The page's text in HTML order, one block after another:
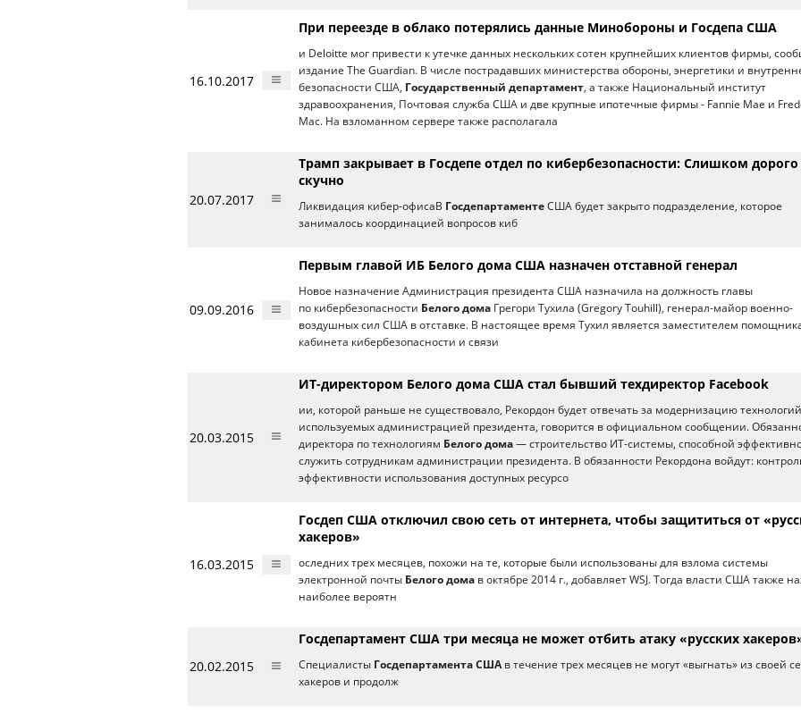
16.10.2017
При переезде в облако потерялись данные Минобороны и Госдепа США
и Deloitte мог привести к утечке данных нескольких сотен крупнейших клиентов фирмы,
издание The Guardian. В числе пострадавших министерства обороны, энергетики и
безопасности США, Государственный департамент, а также Национальный институт
здравоохранения, Почтовая служба США и две крупные ипотечные фирмы - Fannie Mae и
Mac. На взломанном сервере также располагала
20.07.2017
Трамп закрывает в Госдепе отдел по кибербезопасности: Слишком дорого
скучно
Ликвидация кибер-офисаВ Госдепартаменте США будет закрыто подразделение, которое
занималось координацией вопросов киб
09.09.2016
Первым главой ИБ Белого дома США назначен отставной генерал
Новое назначение Администрация президента США назначила на должность главы
по кибербезопасности Белого дома Грегори Тухила (Gregory Touhill), генерал-майор военно-
воздушных сил США в отставке. В настоящее время Тухил является заместителем
кабинета кибербезопасности и связи
20.03.2015
ИТ-директором Белого дома США стал бывший техдиректор Facebook
ии, которой раньше не существовало, Рекордон будет отвечать за модернизацию
используемых администрацией президента, говорится в официальном сообщении.
директора по технологиям Белого дома — строительство ИТ-системы, способной
служить сотрудникам администрации президента. В обязанности Рекордона войдут:
эффективности использования доступных ресурсо
16.03.2015
Госдеп США отключил свою сеть от интернета, чтобы защититься от
хакеров»
оследних трех месяцев, похожи на те, которые были использованы для взлома системы
электронной почты Белого дома в октябре 2014 г., добавляет WSJ. Тогда власти США также
наиболее вероятн
20.02.2015
Госдепартамент США три месяца не может отбить атаку «русских
Специалисты Госдепартамента СШАв течение трех месяцев не могут «выгнать» из своей
хакеров и продолж